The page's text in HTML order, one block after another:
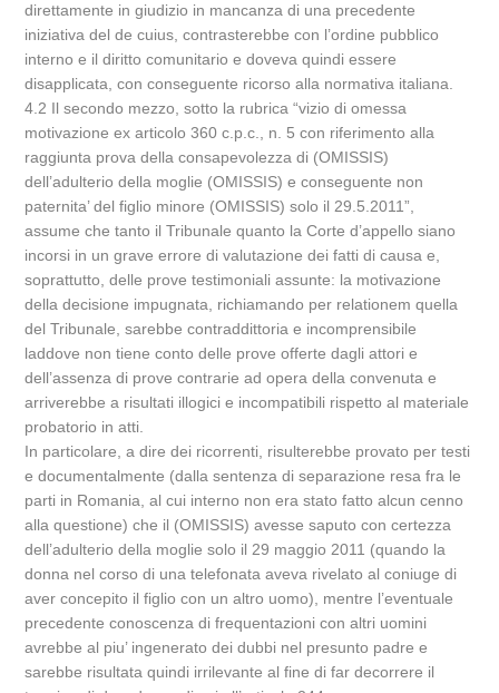
direttamente in giudizio in mancanza di una precedente
iniziativa del de cuius, contrasterebbe con l’ordine pubblico
interno e il diritto comunitario e doveva quindi essere
disapplicata, con conseguente ricorso alla normativa italiana.
4.2 Il secondo mezzo, sotto la rubrica “vizio di omessa
motivazione ex articolo 360 c.p.c., n. 5 con riferimento alla
raggiunta prova della consapevolezza di (OMISSIS)
dell’adulterio della moglie (OMISSIS) e conseguente non
paternita’ del figlio minore (OMISSIS) solo il 29.5.2011”,
assume che tanto il Tribunale quanto la Corte d’appello siano
incorsi in un grave errore di valutazione dei fatti di causa e,
soprattutto, delle prove testimoniali assunte: la motivazione
della decisione impugnata, richiamando per relationem quella
del Tribunale, sarebbe contraddittoria e incomprensibile
laddove non tiene conto delle prove offerte dagli attori e
dell’assenza di prove contrarie ad opera della convenuta e
arriverebbe a risultati illogici e incompatibili rispetto al materiale
probatorio in atti.
In particolare, a dire dei ricorrenti, risulterebbe provato per testi
e documentalmente (dalla sentenza di separazione resa fra le
parti in Romania, al cui interno non era stato fatto alcun cenno
alla questione) che il (OMISSIS) avesse saputo con certezza
dell’adulterio della moglie solo il 29 maggio 2011 (quando la
donna nel corso di una telefonata aveva rivelato al coniuge di
aver concepito il figlio con un altro uomo), mentre l’eventuale
precedente conoscenza di frequentazioni con altri uomini
avrebbe al piu’ ingenerato dei dubbi nel presunto padre e
sarebbe risultata quindi irrilevante al fine di far decorrere il